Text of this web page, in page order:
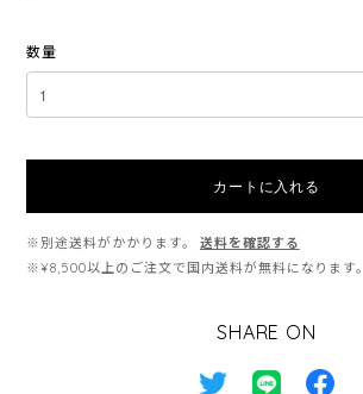
数量
カートに入れる
※別途送料がかかります。
送料を確認する
※¥8,500以上のご注文で国内送料が無料になります。
SHARE ON